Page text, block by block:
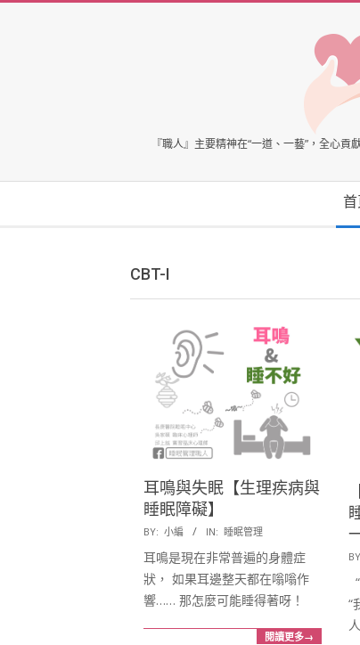
臺
灣
心
理
健
康
發
展
協
會
『職人』主要精神在“一道、一藝”，全心
首
CBT-I
耳鳴與失眠【生理疾病與
睡眠障礙】
2018-
12-
13
BY: 小編 IN: 睡眠管理
耳鳴是現在非常普遍的身體症
狀， 如果耳邊整天都在嗡嗡作
響…… 那怎麼可能睡得著呀！
閱讀更多→
05
“